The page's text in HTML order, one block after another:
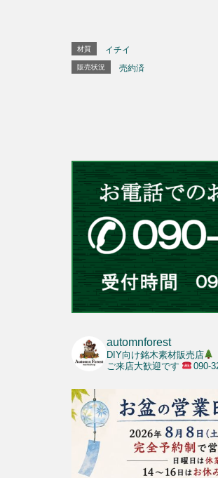
材質 イチイ
販売状況 売約済
automnforest
DIY向け銘木素材販売店
ご来店大歓迎です
090-